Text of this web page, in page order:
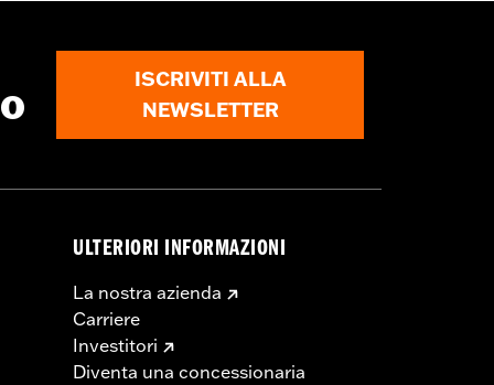
potrebbe richiedere
ISCRIVITI ALLA
NEWSLETTER
ULTERIORI INFORMAZIONI
La nostra azienda
Carriere
Investitori
Diventa una concessionaria